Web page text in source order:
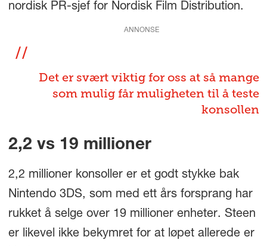
nordisk PR-sjef for Nordisk Film Distribution.
ANNONSE
Det er svært viktig for oss at så mange
som mulig får muligheten til å teste
konsollen
2,2 vs 19 millioner
2,2 millioner konsoller er et godt stykke bak
Nintendo 3DS, som med ett års forsprang har
rukket å selge over 19 millioner enheter. Steen
er likevel ikke bekymret for at løpet allerede er